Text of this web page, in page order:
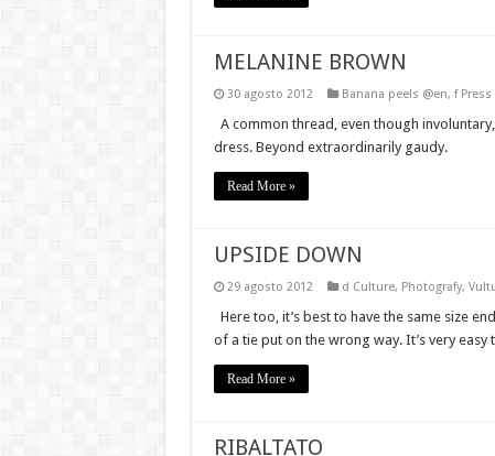
MELANINE BROWN
30 agosto 2012 Banana peels @en, f Press
A common thread, even though
dress. Beyond extraordinarily gaudy.
Read More »
UPSIDE DOWN
29 agosto 2012 d Culture, Photografy,
Here too, it’s best to have the same size
of a tie put on the wrong way. It’s very
Read More »
RIBALTATO